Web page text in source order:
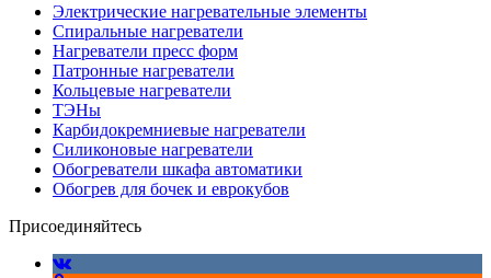
Электрические нагревательные элементы
Спиральные нагреватели
Нагреватели пресс форм
Патронные нагреватели
Кольцевые нагреватели
ТЭНы
Карбидокремниевые нагреватели
Силиконовые нагреватели
Обогреватели шкафа автоматики
Обогрев для бочек и еврокубов
Присоединяйтесь